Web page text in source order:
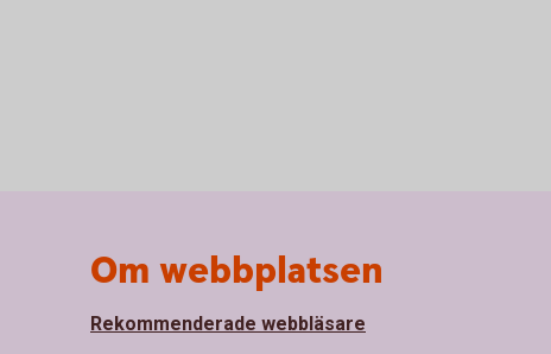
Om webbplatsen
Rekommenderade webbläsare